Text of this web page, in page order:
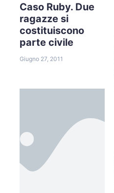
Caso Ruby. Due
ragazze si
costituiscono
parte civile
Giugno 27, 2011